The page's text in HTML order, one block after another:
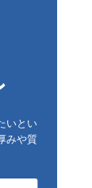
いとい
みや質